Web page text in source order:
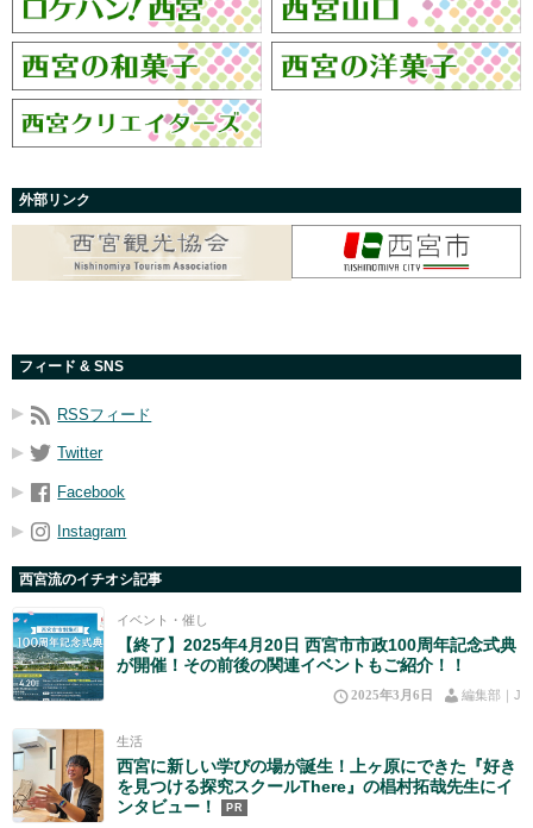
外部リンク
フィード & SNS
RSSフィード
Twitter
Facebook
Instagram
西宮流のイチオシ記事
イベント・催し
【終了】2025年4月20日 西宮市市政100周年記念式典
が開催！その前後の関連イベントもご紹介！！
2025年3月6日 編集部｜J
生活
西宮に新しい学びの場が誕生！上ヶ原にできた『好き
を見つける探究スクールThere』の椙村拓哉先生にイ
ンタビュー！
PR